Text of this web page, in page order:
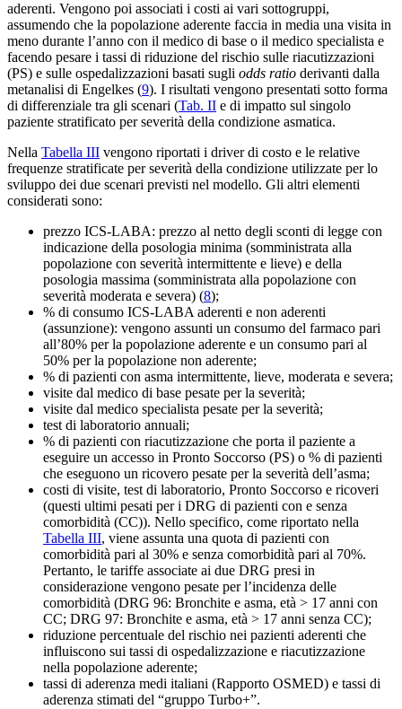
aderenti. Vengono poi associati i costi ai vari sottogruppi,
assumendo che la popolazione aderente faccia in media una visita in
meno durante l’anno con il medico di base o il medico specialista e
facendo pesare i tassi di riduzione del rischio sulle riacutizzazioni
(PS) e sulle ospedalizzazioni basati sugli odds ratio derivanti dalla
metanalisi di Engelkes (9). I risultati vengono presentati sotto forma
di differenziale tra gli scenari (Tab. II e di impatto sul singolo
paziente stratificato per severità della condizione asmatica.
Nella Tabella III vengono riportati i driver di costo e le relative
frequenze stratificate per severità della condizione utilizzate per lo
sviluppo dei due scenari previsti nel modello. Gli altri elementi
considerati sono:
prezzo ICS-LABA: prezzo al netto degli sconti di legge con
indicazione della posologia minima (somministrata alla
popolazione con severità intermittente e lieve) e della
posologia massima (somministrata alla popolazione con
severità moderata e severa) (8);
% di consumo ICS-LABA aderenti e non aderenti
(assunzione): vengono assunti un consumo del farmaco pari
all’80% per la popolazione aderente e un consumo pari al
50% per la popolazione non aderente;
% di pazienti con asma intermittente, lieve, moderata e severa;
visite dal medico di base pesate per la severità;
visite dal medico specialista pesate per la severità;
test di laboratorio annuali;
% di pazienti con riacutizzazione che porta il paziente a
eseguire un accesso in Pronto Soccorso (PS) o % di pazienti
che eseguono un ricovero pesate per la severità dell’asma;
costi di visite, test di laboratorio, Pronto Soccorso e ricoveri
(questi ultimi pesati per i DRG di pazienti con e senza
comorbidità (CC)). Nello specifico, come riportato nella
Tabella III, viene assunta una quota di pazienti con
comorbidità pari al 30% e senza comorbidità pari al 70%.
Pertanto, le tariffe associate ai due DRG presi in
considerazione vengono pesate per l’incidenza delle
comorbidità (DRG 96: Bronchite e asma, età > 17 anni con
CC; DRG 97: Bronchite e asma, età > 17 anni senza CC);
riduzione percentuale del rischio nei pazienti aderenti che
influiscono sui tassi di ospedalizzazione e riacutizzazione
nella popolazione aderente;
tassi di aderenza medi italiani (Rapporto OSMED) e tassi di
aderenza stimati del “gruppo Turbo+”.